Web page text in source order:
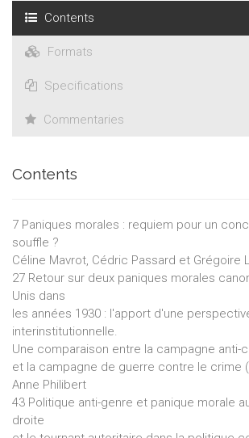
Contents
Formats
Specifications
Commentaries
Contents
7 Paniques morales : requiem pour un
souffle ?
Céline Mavrot, Cédric Passard et Grégoire
27 Retour sur deux paniques morales
Unis dans
les années 1930 : l'apport d'une
interinstitutionnelle.
Une comparaison entre la campagne anti-
et la campagne de guerre contre le crime
Anne Philibert
43 Politique anti-genre et panique morale
droite